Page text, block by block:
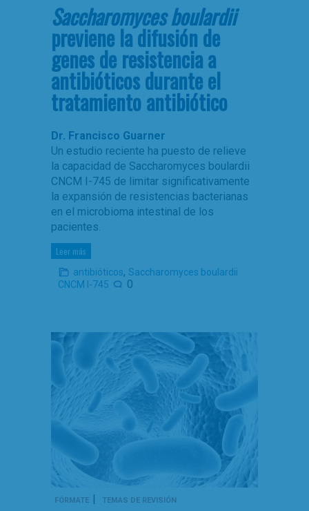
Saccharomyces boulardii
previene la difusión de
genes de resistencia a
antibióticos durante el
tratamiento antibiótico
Dr. Francisco Guarner
Un estudio reciente ha puesto de relieve
la capacidad de Saccharomyces boulardii
CNCM I-745 de limitar significativamente
la expansión de resistencias bacterianas
en el microbioma intestinal de los
pacientes.
Leer más
antibióticos, Saccharomyces boulardii
CNCM I-745
0
FÓRMATE | TEMAS DE REVISIÓN